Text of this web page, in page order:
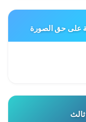
على حق الصورة